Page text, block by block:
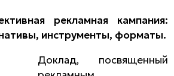
рекламная кампания:
инструменты, форматы.
Доклад, посвященный